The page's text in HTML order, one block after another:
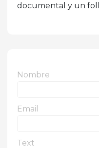
documental y un
Nombre
Email
Text